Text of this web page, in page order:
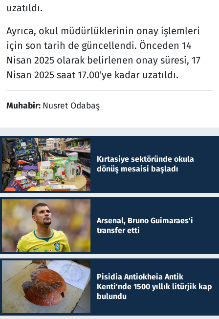
uzatıldı.
Ayrıca, okul müdürlüklerinin onay işlemleri
için son tarih de güncellendi. Önceden 14
Nisan 2025 olarak belirlenen onay süresi, 17
Nisan 2025 saat 17.00'ye kadar uzatıldı.
Muhabir: Nusret Odabaş
Kırtasiye sektöründe okula
dönüş mesaisi başladı
Arsenal, Bruno Guimaraes'i
transfer etti
Pisidia Antiokheia Antik
Kenti'nde 1500 yıllık litürjik kap
bulundu